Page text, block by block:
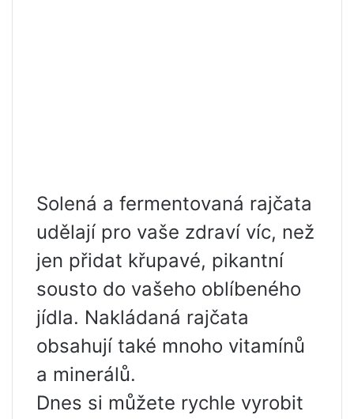
Solená a fermentovaná rajčata
udělají pro vaše zdraví víc, než
jen přidat křupavé, pikantní
sousto do vašeho oblíbeného
jídla. Nakládaná rajčata
obsahují také mnoho vitamínů
a minerálů.
Dnes si můžete rychle vyrobit